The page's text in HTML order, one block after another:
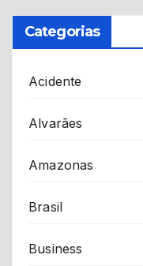
Categorias
Acidente
Alvarães
Amazonas
Brasil
Business